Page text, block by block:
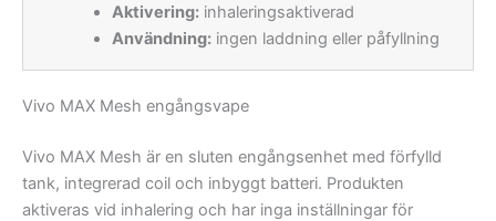
Aktivering:inhaleringsaktiverad
Användning:ingen laddning eller påfyllning
Vivo MAX Mesh engångsvape
Vivo MAX Mesh är en sluten engångsenhet med förfylld
tank, integrerad coil och inbyggt batteri. Produkten
aktiveras vid inhalering och har inga inställningar för